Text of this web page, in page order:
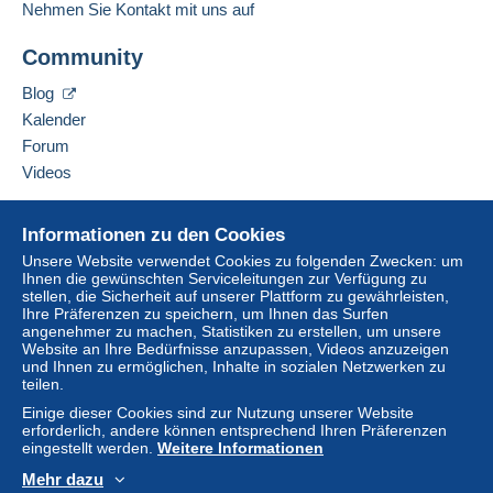
Diese Zone enthält
6,90 €
Ab 201
6,90 €
zugreifen zu können, müssen Sie
Mitglied sein und sich einloggen.
Zahlungsbedingungen:
Alle Zahlungen werden über die Delcampe- Website
Zahlungsoptionen können SiePayPalverwenden, eine
Kredit-/Debitkartehinzufügen oder eine
Adresse des Unternehmens:
Dr.-Franz-Rehrl-Platz 8
AT-5020
Österreich
Diesen Verkäufer zu den Favoriten hinzufügen
hinzufügen
Informationen zu den Cookies
Unsere Website verwendet Cookies zu folgenden Zwecken: um
Ihnen die gewünschten Serviceleitungen zur Verfügung zu
stellen, die Sicherheit auf unserer Plattform zu gewährleisten,
Ihre Präferenzen zu speichern, um Ihnen das Surfen
angenehmer zu machen, Statistiken zu erstellen, um unsere
Website an Ihre Bedürfnisse anzupassen, Videos anzuzeigen
und Ihnen zu ermöglichen, Inhalte in sozialen Netzwerken zu
teilen.
Einige dieser Cookies sind zur Nutzung unserer Website
erforderlich, andere können entsprechend Ihren Präferenzen
eingestellt werden. Weitere Informationen
Mehr dazu
Nehmen Sie Kontakt mit uns auf
Community
Blog
Kalender
Forum
Videos
Online-Hilfe
Auf Delcampe kaufen
Auf Delcampe verkaufen
Eine sichere Website